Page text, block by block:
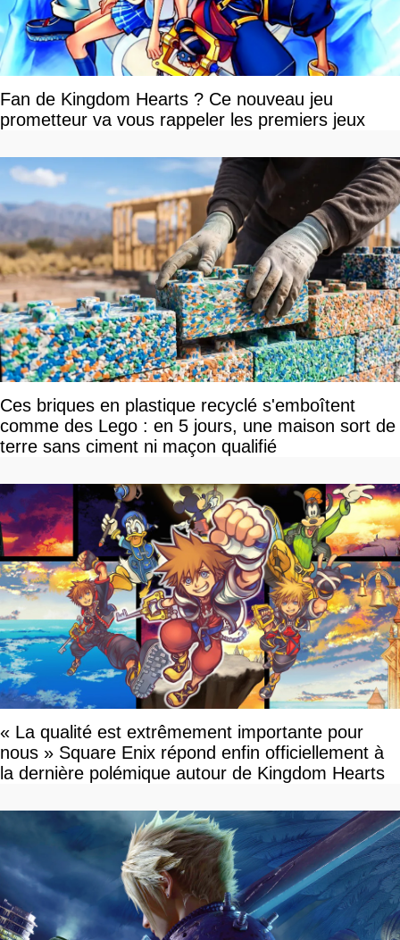
Fan de Kingdom Hearts ? Ce nouveau jeu
prometteur va vous rappeler les premiers jeux
Ces briques en plastique recyclé s'emboîtent
comme des Lego : en 5 jours, une maison sort de
terre sans ciment ni maçon qualifié
« La qualité est extrêmement importante pour
nous » Square Enix répond enfin officiellement à
la dernière polémique autour de Kingdom Hearts